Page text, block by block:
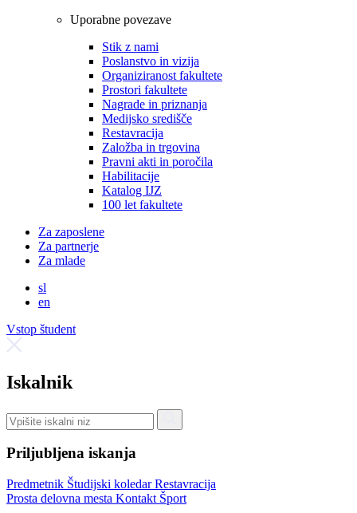
Uporabne povezave
Stik z nami
Poslanstvo in vizija
Organiziranost fakultete
Prostori fakultete
Nagrade in priznanja
Medijsko središče
Restavracija
Založba in trgovina
Pravni akti in poročila
Habilitacije
Katalog IJZ
100 let fakultete
Za zaposlene
Za partnerje
Za mlade
sl
en
Vstop študent
Iskalnik
Priljubljena iskanja
Predmetnik Študijski koledarRestavracija
Prosta delovna mesta Kontakt Šport